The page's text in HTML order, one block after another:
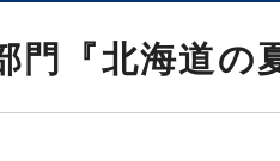
『北海道の